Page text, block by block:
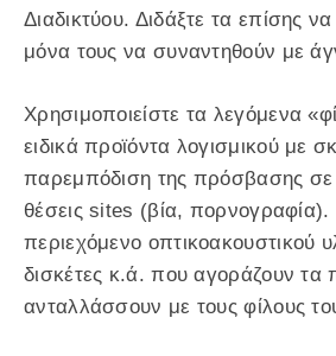
Διαδικτύου. Διδάξτε τα επίσης
μόνα τους να συναντηθούν με
Χρησιμοποιείστε τα λεγόμενα
ειδικά προϊόντα λογισμικού με
παρεμπόδιση της πρόσβασης σε
θέσεις sites (βία, πορνογραφία).
περιεχόμενο οπτικοακουστικού
δισκέτες κ.ά. που αγοράζουν τα
ανταλλάσσουν με τους φίλους